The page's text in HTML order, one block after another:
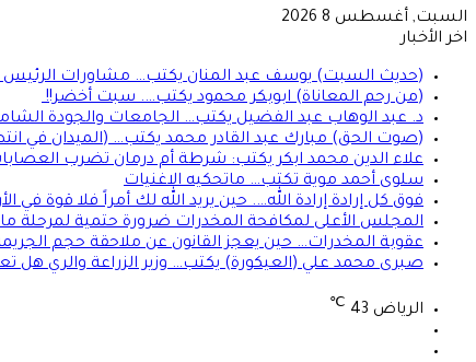
السبت, أغسطس 8 2026
اخر الأخبار
(حديث السبت) يوسف عبد المنان يكتب… مشاورات الرئيس
(من رحم المعاناة) ابوبكر محمود يكتب…. سبت أخضر!!
د. عبد الوهاب عبد الفضيل يكتب… الجامعات والجودة
(صوت الحق) مبارك عبد القادر محمد يكتب… (الميدان في
علاء الدين محمد ابكر يكتب: شرطة أم درمان تضرب
سلوى أحمد موية تكتب… ماتحكيه الاغنيات
فوق كل إرادة إرادة الله…. حين يريد الله لك أمراً فلا قوة
المجلس الأعلى لمكافحة المخدرات ضرورة حتمية لمرحلة
عقوبة المخدرات… حين يعجز القانون عن ملاحقة حجم
صبرى محمد علي (العيكورة) يكتب… وزير الزراعة والري هل
الرياض 43
℃